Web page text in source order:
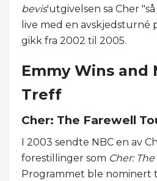
bevis'utgivelsen sa Cher
live med en avskjedsturné
gikk fra 2002 til 2005.
Emmy Wins and
Treff
Cher: The Farewell
I 2003 sendte NBC en av
forestillinger som Cher:
Programmet ble nominert